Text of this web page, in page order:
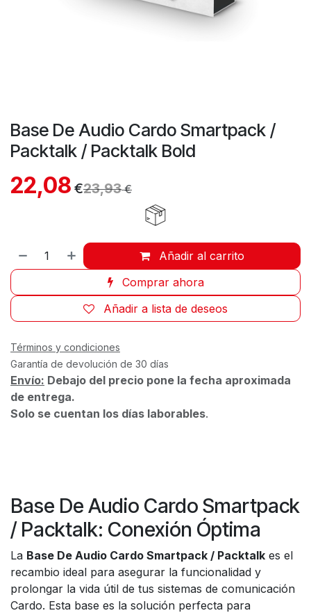
Base De Audio Cardo Smartpack /
Packtalk / Packtalk Bold
22,08 €23,93€
Añadir al carrito
Comprar ahora
Añadir a lista de deseos
Términos y condiciones
Garantía de devolución de 30 días
Envío: Debajo del precio pone la fecha aproximada
de entrega.
Solo se cuentan los días laborables.
Base De Audio Cardo Smartpack
/ Packtalk: Conexión Óptima
La Base De Audio Cardo Smartpack / Packtalk es el
recambio ideal para asegurar la funcionalidad y
prolongar la vida útil de tus sistemas de comunicación
Cardo. Esta base es la solución perfecta para